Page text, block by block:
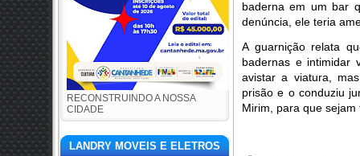
RECONSTRUINDO A NOSSA
CIDADE
LANDRY MOVEIS E ELETROS
baderna em um bar
denúncia, ele teria
A guarnição relata
badernas e intimidar
avistar a viatura,
prisão e o conduziu
Mirim, para que